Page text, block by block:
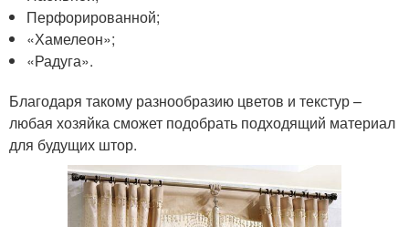
Перфорированной;
«Хамелеон»;
«Радуга».
Благодаря такому разнообразию цветов и текстур –
любая хозяйка сможет подобрать подходящий материал
для будущих штор.